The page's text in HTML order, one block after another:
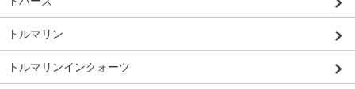
トルマリン
トルマリンインクォーツ